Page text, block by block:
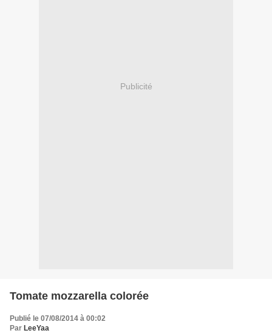
Publicité
Tomate mozzarella colorée
Publié le 07/08/2014 à 00:02
Par LeeYaa